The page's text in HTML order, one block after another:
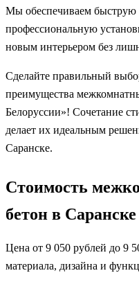
Мы обеспечиваем быструю
профессиональную
новым интерьером без
Сделайте правильный
преимущества
Белоруссии»! Сочетание
делает их идеальным
Саранске.
Стоимость
бетон в Саранске
Цена от 9 050 рублей до 9
материала, дизайна и